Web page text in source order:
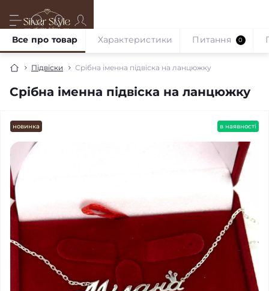
Підвіски Срібна іменна підвіска на ланцюжку
Срібна іменна підвіска на ланцюжку
Все про товар Характеристики Питання 0
новинка в наявності